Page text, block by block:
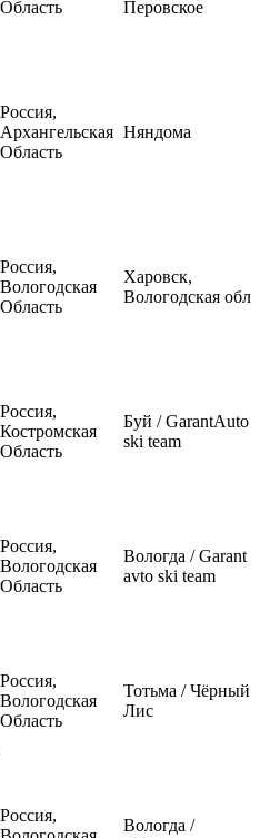
Область
Перовское
Россия,
Архангельская
Область
Няндома
Россия,
Вологодская
Область
Харовск,
Вологодская обл
Россия,
Костромская
Область
Буй / GarantAuto
ski team
Россия,
Вологодская
Область
Вологда / Garant
avto ski team
Россия,
Вологодская
Область
Тотьма / Чёрный
Лис
Россия,
Вологда /